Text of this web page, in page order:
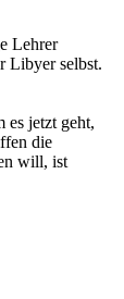
Lehrer
Libyer selbst.
es jetzt geht,
die
will, ist